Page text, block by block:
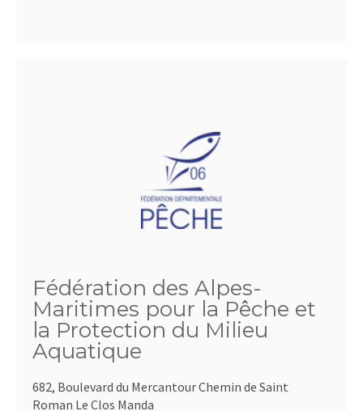
Fédération des Alpes-
Maritimes pour la Pêche et
la Protection du Milieu
Aquatique
682, Boulevard du Mercantour Chemin de Saint
Roman Le Clos Manda